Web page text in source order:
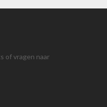
of vragen naar